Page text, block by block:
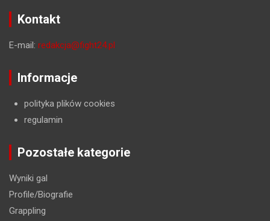
Kontakt
E-mail: redakcja@fight24.pl
Informacje
polityka plików cookies
regulamin
Pozostałe kategorie
Wyniki gal
Profile/Biografie
Grappling